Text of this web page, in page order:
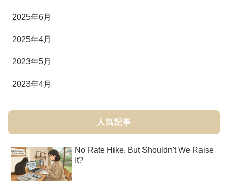
2025年6月
2025年4月
2023年5月
2023年4月
人気記事
No Rate Hike. But Shouldn't We Raise
It?